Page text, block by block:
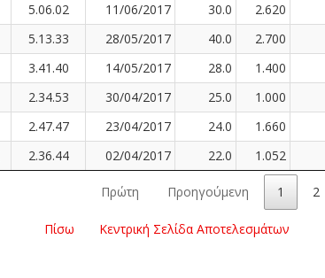
5.06.02 11/06/2017 30.0 2.620
5.13.33 28/05/2017 40.0 2.700
3.41.40 14/05/2017 28.0 1.400
2.34.53 30/04/2017 25.0 1.000
2.47.47 23/04/2017 24.0 1.660
2.36.44 02/04/2017 22.0 1.052
Πρώτη Προηγούμενη 1 2
Πίσω Κεντρική Σελίδα Αποτελεσμάτων